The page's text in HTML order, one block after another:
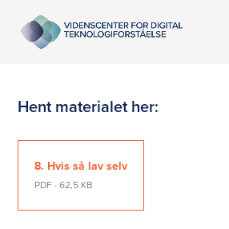
Hent materialet her:
8. Hvis så lav selv
PDF · 62,5 KB